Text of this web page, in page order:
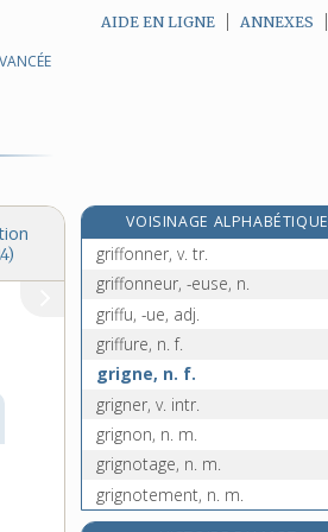
AIDE EN LIGNE ANNEXES
VOISINAGE ALPHABÉTIQUE
griffonnage, n. m.
griffonner, v. tr.
griffonneur, -euse, n.
griffu, -ue, adj.
griffure, n. f.
grigne, n. f.
grigner, v. intr.
grignon, n. m.
grignotage, n. m.
grignotement, n. m.
grignoter, v. tr.